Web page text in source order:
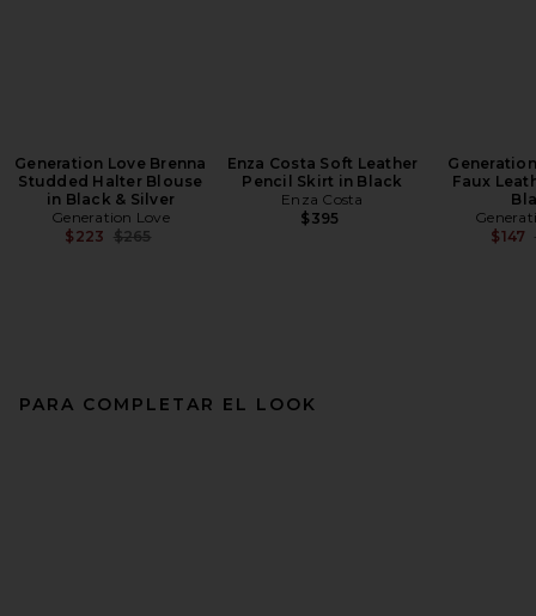
Generation Love Brenna
Studded Halter Blouse
in Black & Silver
Generation Love
$223 Previous price:
$265
Enza Costa Soft Leather
Pencil Skirt in Black
Enza Costa
$395
Faux
$147
PARA COMPLETAR EL LOOK